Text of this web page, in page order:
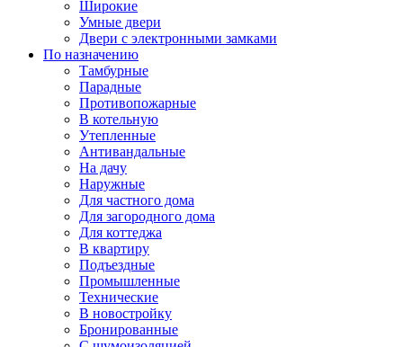
Широкие
Умные двери
Двери с электронными замками
По назначению
Тамбурные
Парадные
Противопожарные
В котельную
Утепленные
Антивандальные
На дачу
Наружные
Для частного дома
Для загородного дома
Для коттеджа
В квартиру
Подъездные
Промышленные
Технические
В новостройку
Бронированные